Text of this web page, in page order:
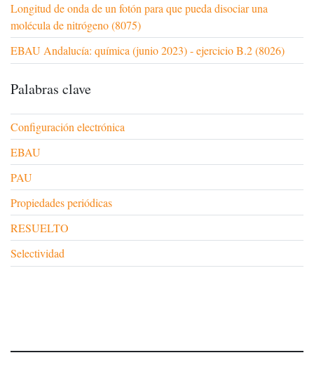
Longitud de onda de un fotón para que pueda disociar una
molécula de nitrógeno (8075)
EBAU Andalucía: química (junio 2023) - ejercicio B.2 (8026)
Palabras clave
Configuración electrónica
EBAU
PAU
Propiedades periódicas
RESUELTO
Selectividad